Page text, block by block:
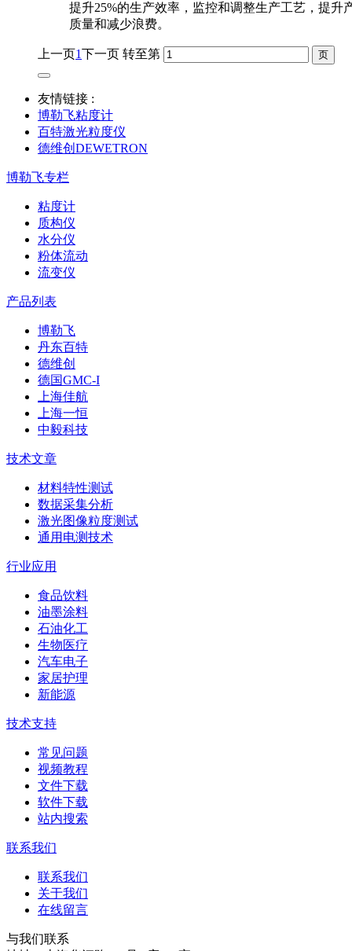
提升25%的生产效率，监控和调整生产工艺，提升
质量和减少浪费。
上一页1下一页 转至第
友情链接 :
博勒飞粘度计
百特激光粒度仪
德维创DEWETRON
博勒飞专栏
粘度计
质构仪
水分仪
粉体流动
流变仪
产品列表
博勒飞
丹东百特
德维创
德国GMC-I
上海佳航
上海一恒
中毅科技
技术文章
材料特性测试
数据采集分析
激光图像粒度测试
通用电测技术
行业应用
食品饮料
油墨涂料
石油化工
生物医疗
汽车电子
家居护理
新能源
技术支持
常见问题
视频教程
文件下载
软件下载
站内搜索
联系我们
联系我们
关于我们
在线留言
与我们联系